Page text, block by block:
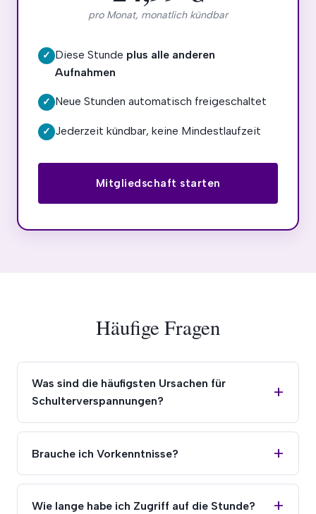
pro Monat, monatlich kündbar
✓ Diese Stunde plus alle anderen
Aufnahmen
✓ Neue Stunden automatisch freigeschaltet
✓ Jederzeit kündbar, keine Mindestlaufzeit
Mitgliedschaft starten
Häufige Fragen
Was sind die häufigsten Ursachen für
Schulterverspannungen?
Brauche ich Vorkenntnisse?
Wie lange habe ich Zugriff auf die Stunde?